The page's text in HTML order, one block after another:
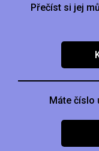
Přečíst si jej
Máte číslo